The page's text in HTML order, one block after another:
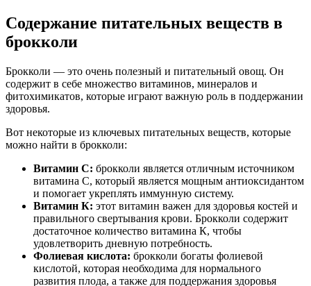
Содержание питательных веществ в
брокколи
Брокколи — это очень полезный и питательный овощ. Он
содержит в себе множество витаминов, минералов и
фитохимикатов, которые играют важную роль в поддержании
здоровья.
Вот некоторые из ключевых питательных веществ, которые
можно найти в брокколи:
Витамин С: брокколи является отличным источником
витамина С, который является мощным антиоксидантом
и помогает укреплять иммунную систему.
Витамин К: этот витамин важен для здоровья костей и
правильного свертывания крови. Брокколи содержит
достаточное количество витамина К, чтобы
удовлетворить дневную потребность.
Фолиевая кислота: брокколи богаты фолиевой
кислотой, которая необходима для нормального
развития плода, а также для поддержания здоровья